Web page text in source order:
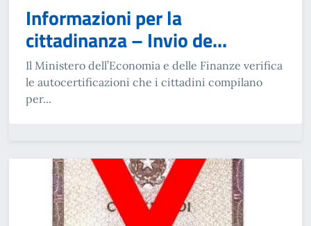
Informazioni per la
cittadinanza – Invio de...
Il Ministero dell’Economia e delle Finanze verifica
le autocertificazioni che i cittadini compilano
per...